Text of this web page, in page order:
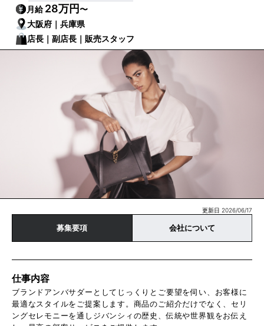
月給28万円〜
大阪府｜兵庫県
店長｜副店長｜販売スタッフ
更新日 2026/06/17
募集要項 会社について
仕事内容
ブランドアンバサダーとしてじっくりとご要望を伺い、お客様に
最適なスタイルをご提案します。商品のご紹介だけでなく、セリ
ングセレモニーを通しジバンシィの歴史、伝統や世界観をお伝え